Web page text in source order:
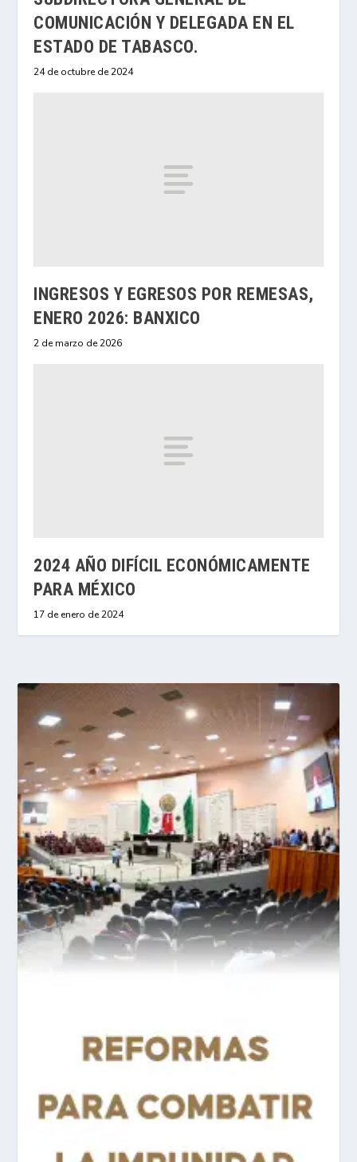
COMUNICACIÓN Y DELEGADA EN EL
ESTADO DE TABASCO.
24 de octubre de 2024
INGRESOS Y EGRESOS POR REMESAS,
ENERO 2026: BANXICO
2 de marzo de 2026
2024 AÑO DIFÍCIL ECONÓMICAMENTE
PARA MÉXICO
17 de enero de 2024